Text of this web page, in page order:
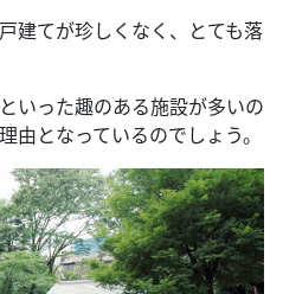
建てが珍しくなく、とても落
いった趣のある施設が多いの
由となっているのでしょう。